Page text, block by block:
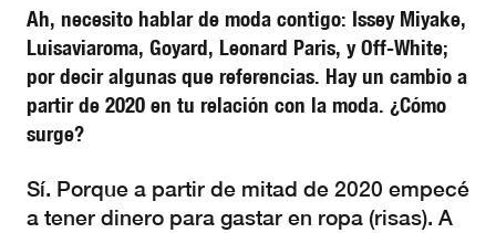
Ah, necesito hablar de moda contigo: Issey Miyake,
Luisaviaroma, Goyard, Leonard Paris, y Off-White;
por decir algunas que referencias. Hay un cambio a
partir de 2020 en tu relación con la moda. ¿Cómo
surge?
Sí. Porque a partir de mitad de 2020 empecé
a tener dinero para gastar en ropa (risas). A